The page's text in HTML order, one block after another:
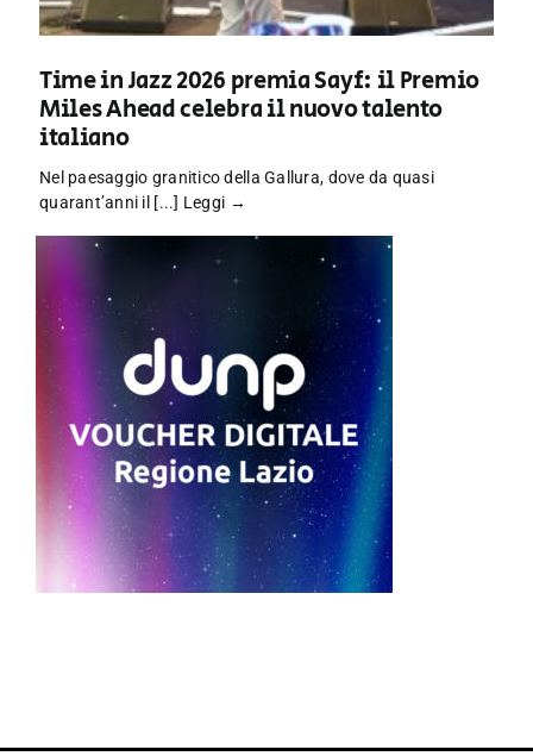
Time in Jazz 2026 premia Sayf: il Premio
Miles Ahead celebra il nuovo talento
italiano
Nel paesaggio granitico della Gallura, dove da quasi
quarant’anni il [...] Leggi →